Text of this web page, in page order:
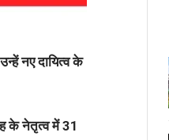
नए दायित्व के
के नेतृत्व में 31